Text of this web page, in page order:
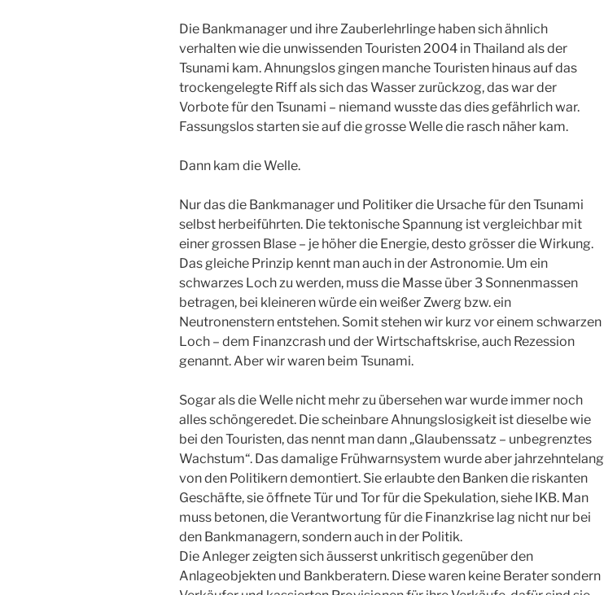
Die Bankmanager und ihre Zauberlehrlinge haben sich ähnlich
verhalten wie die unwissenden Touristen 2004 in Thailand als der
Tsunami kam. Ahnungslos gingen manche Touristen hinaus auf das
trockengelegte Riff als sich das Wasser zurückzog, das war der
Vorbote für den Tsunami – niemand wusste das dies gefährlich war.
Fassungslos starten sie auf die grosse Welle die rasch näher kam.
Dann kam die Welle.
Nur das die Bankmanager und Politiker die Ursache für den Tsunami
selbst herbeiführten. Die tektonische Spannung ist vergleichbar mit
einer grossen Blase – je höher die Energie, desto grösser die Wirkung.
Das gleiche Prinzip kennt man auch in der Astronomie. Um ein
schwarzes Loch zu werden, muss die Masse über 3 Sonnenmassen
betragen, bei kleineren würde ein weißer Zwerg bzw. ein
Neutronenstern entstehen. Somit stehen wir kurz vor einem schwarzen
Loch – dem Finanzcrash und der Wirtschaftskrise, auch Rezession
genannt. Aber wir waren beim Tsunami.
Sogar als die Welle nicht mehr zu übersehen war wurde immer noch
alles schöngeredet. Die scheinbare Ahnungslosigkeit ist dieselbe wie
bei den Touristen, das nennt man dann „Glaubenssatz – unbegrenztes
Wachstum“. Das damalige Frühwarnsystem wurde aber jahrzehntelang
von den Politikern demontiert. Sie erlaubte den Banken die riskanten
Geschäfte, sie öffnete Tür und Tor für die Spekulation, siehe IKB. Man
muss betonen, die Verantwortung für die Finanzkrise lag nicht nur bei
den Bankmanagern, sondern auch in der Politik.
Die Anleger zeigten sich äusserst unkritisch gegenüber den
Anlageobjekten und Bankberatern. Diese waren keine Berater sondern